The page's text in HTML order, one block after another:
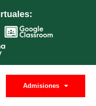
Admisiones